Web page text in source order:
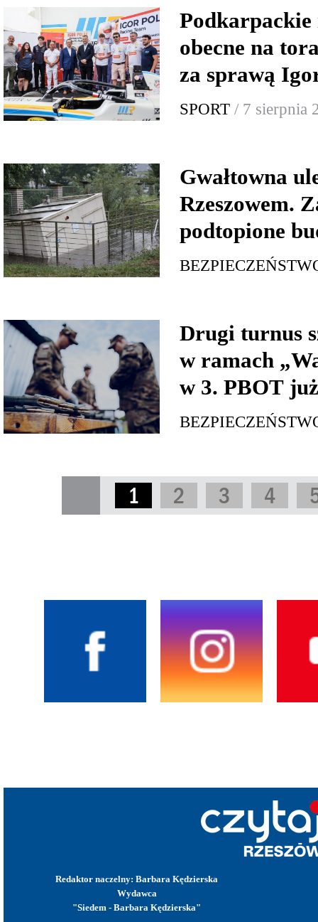
Podkarpackie
obecne na
za sprawą
SPORT / 7 sierpnia
Gwałtowna
Rzeszowem.
podtopione
Drugi turnus
w ramach
w 3. PBOT
1 2 3 4
Redaktor naczelny: Barbara Kędzierska
Wydawca
"Siedem - Barbara Kędzierska"